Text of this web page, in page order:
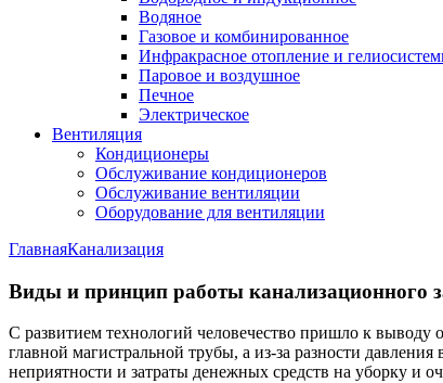
Водяное
Газовое и комбинированное
Инфракрасное отопление и
Паровое и воздушное
Печное
Электрическое
Вентиляция
Кондиционеры
Обслуживание кондиционеров
Обслуживание вентиляции
Оборудование для вентиляции
ГлавнаяКанализация
Виды и принцип работы канализационного
С развитием технологий человечество пришло к
главной магистральной трубы, а из-за разности
неприятности и затраты денежных средств на уборку и